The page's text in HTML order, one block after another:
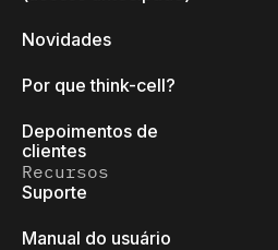
Novidades
Por que think-cell?
Depoimentos de
clientes
Recursos
Suporte
Manual do usuário